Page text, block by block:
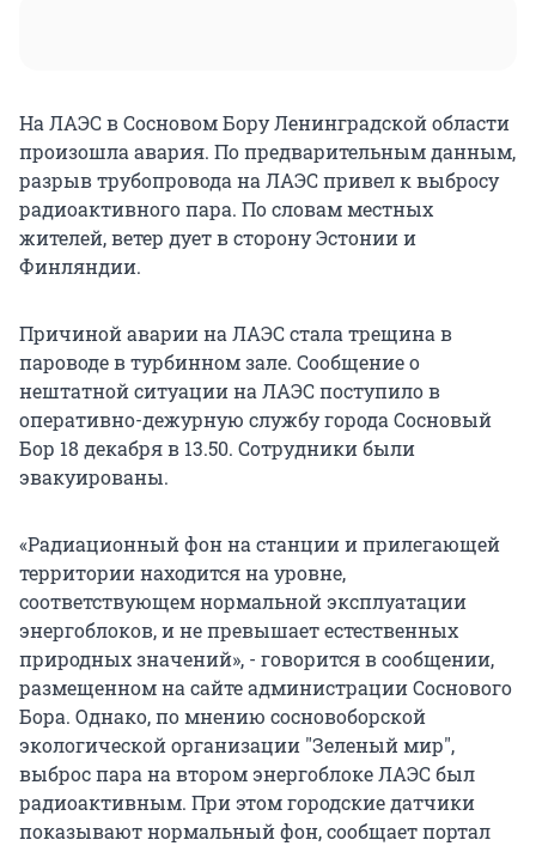
На ЛАЭС в Сосновом Бору Ленинградской области
произошла авария. По предварительным данным,
разрыв трубопровода на ЛАЭС привел к выбросу
радиоактивного пара. По словам местных
жителей, ветер дует в сторону Эстонии и
Финляндии.
Причиной аварии на ЛАЭС стала трещина в
пароводе в турбинном зале. Сообщение о
нештатной ситуации на ЛАЭС поступило в
оперативно-дежурную службу города Сосновый
Бор 18 декабря в 13.50. Сотрудники были
эвакуированы.
«Радиационный фон на станции и прилегающей
территории находится на уровне,
соответствующем нормальной эксплуатации
энергоблоков, и не превышает естественных
природных значений», - говорится в сообщении,
размещенном на сайте администрации Соснового
Бора. Однако, по мнению сосновоборской
экологической организации "Зеленый мир",
выброс пара на втором энергоблоке ЛАЭС был
радиоактивным. При этом городские датчики
показывают нормальный фон, сообщает портал